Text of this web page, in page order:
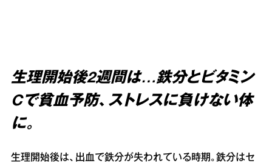
生理開始後2週間は…鉄分とビタミン
Cで貧血予防、ストレスに負けない体
に。
生理開始後は、出血で鉄分が失われている時期。鉄分はセ